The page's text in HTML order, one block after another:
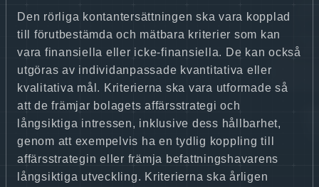
Den rörliga kontantersättningen ska vara kopplad
till förutbestämda och mätbara kriterier som kan
vara finansiella eller icke-finansiella. De kan också
utgöras av individanpassade kvantitativa eller
kvalitativa mål. Kriterierna ska vara utformade så
att de främjar bolagets affärsstrategi och
långsiktiga intressen, inklusive dess hållbarhet,
genom att exempelvis ha en tydlig koppling till
affärsstrategin eller främja befattningshavarens
långsiktiga utveckling. Kriterierna ska årligen